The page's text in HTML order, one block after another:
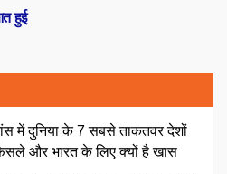
हुई
में दुनिया के 7 सबसे ताकतवर देशों
और भारत के लिए क्यों है खास